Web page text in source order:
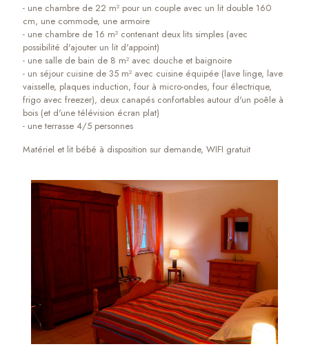
- une chambre de 22 m² pour un couple avec un lit double 160
cm, une commode, une armoire
- une chambre de 16 m² contenant deux lits simples (avec
possibilité d'ajouter un lit d'appoint)
- une salle de bain de 8 m² avec douche et baignoire
- un séjour cuisine de 35 m² avec cuisine équipée (lave linge, lave
vaisselle, plaques induction, four à micro-ondes, four électrique,
frigo avec freezer), deux canapés confortables autour d'un poêle à
bois (et d'une télévision écran plat)
- une terrasse 4/5 personnes
Matériel et lit bébé à disposition sur demande, WIFI gratuit